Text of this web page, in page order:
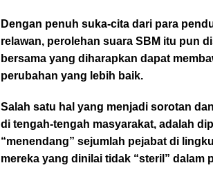
Dengan penuh suka-cita dari para
relawan, perolehan suara SBM itu pun
bersama yang diharapkan dapat
perubahan yang lebih baik.
Salah satu hal yang menjadi sorotan
di tengah-tengah masyarakat, adalah
“menendang” sejumlah pejabat di
mereka yang dinilai tidak “steril” dalam